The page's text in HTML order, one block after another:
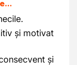
și motivat
și